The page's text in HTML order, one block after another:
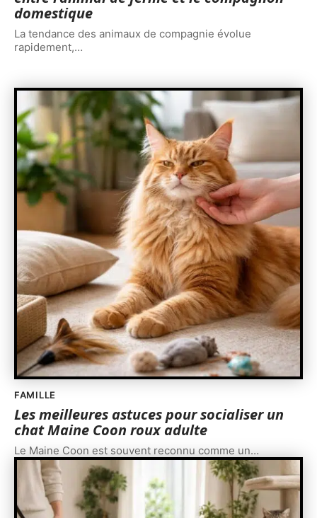
domestique
La tendance des animaux de compagnie évolue
rapidement,…
FAMILLE
Les meilleures astuces pour socialiser un
chat Maine Coon roux adulte
Le Maine Coon est souvent reconnu comme un…